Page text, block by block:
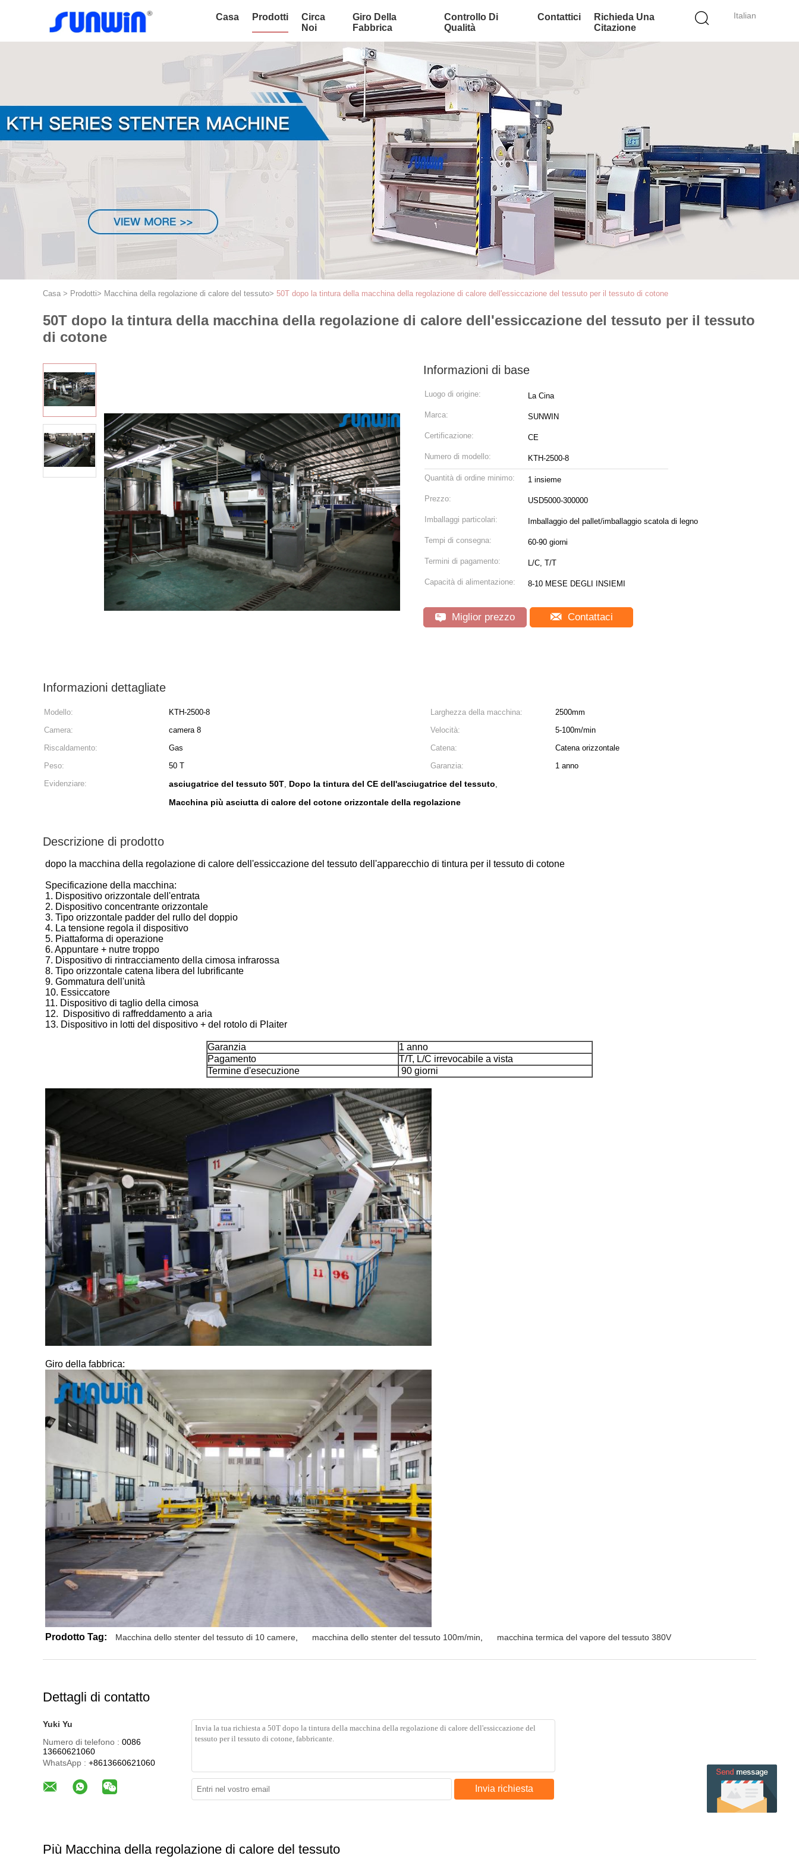
Italian
Casa Prodotti
Circa
Noi
Giro Della
Fabbrica
Controllo Di
Qualità
Contattici
Richieda Una
Citazione
Casa > Prodotti> Macchina della regolazione di calore del tessuto> 50T dopo la tintura della macchina della regolazione di calore dell'essiccazione del tessuto per il tessuto di cotone
50T dopo la tintura della macchina della regolazione di calore dell'essiccazione del tessuto per il tessuto
di cotone
Informazioni di base
Luogo di origine: La Cina
Marca: SUNWIN
Certificazione: CE
Numero di modello: KTH-2500-8
Quantità di ordine minimo: 1 insieme
Prezzo: USD5000-300000
Imballaggi particolari: Imballaggio del pallet/imballaggio scatola di legno
Tempi di consegna: 60-90 giorni
Termini di pagamento: L/C, T/T
Capacità di alimentazione: 8-10 MESE DEGLI INSIEMI
Miglior prezzo Contattaci
Informazioni dettagliate
Modello: KTH-2500-8 Larghezza della macchina:
2500mm
Camera:
camera 8 Velocità:
5-100m/min
Riscaldamento:
Gas Catena:
Catena orizzontale
Peso:
50 T Garanzia:
1 anno
Evidenziare:
asciugatrice del tessuto 50T, Dopo la tintura del CE dell'asciugatrice del tessuto,
Macchina più asciutta di calore del cotone orizzontale della regolazione
Descrizione di prodotto
dopo la macchina della regolazione di calore dell'essiccazione del tessuto dell'apparecchio di tintura per il tessuto di cotone
Specificazione della macchina:
1. Dispositivo orizzontale dell'entrata
2. Dispositivo concentrante orizzontale
3. Tipo orizzontale padder del rullo del doppio
4. La tensione regola il dispositivo
5. Piattaforma di operazione
6. Appuntare + nutre troppo
7. Dispositivo di rintracciamento della cimosa infrarossa
8. Tipo orizzontale catena libera del lubrificante
9. Gommatura dell'unità
10. Essiccatore
11. Dispositivo di taglio della cimosa
12. Dispositivo di raffreddamento a aria
13. Dispositivo in lotti del dispositivo + del rotolo di Plaiter
Garanzia
1 anno
Pagamento
T/T, L/C irrevocabile a vista
Termine d'esecuzione
90 giorni
Giro della fabbrica:
Prodotto Tag: Macchina dello stenter del tessuto di 10 camere macchina dello stenter del tessuto 100m/min macchina termica del vapore del tessuto 380V
Dettagli di contatto
Yuki Yu
Numero di telefono : 0086
13660621060
WhatsApp : +8613660621060
Invia richiesta
Più Macchina della regolazione di calore del tessuto